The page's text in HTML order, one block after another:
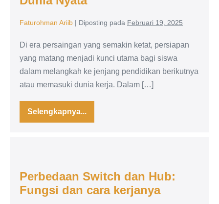
Bersama
Bukti
Kesiapan
Siswa
Hadapi
Nyata
Faturohman Ariib | Diposting pada Februari 19, 2025
Di era persaingan yang semakin ketat, persiapan
yang matang menjadi kunci utama bagi siswa
dalam melangkah ke jenjang pendidikan berikutnya
atau memasuki dunia kerja. Dalam […]
Selengkapnya...
UKK
TJKT
Bukti
Kesiapan
Siswa
dan
Hub:
Perbedaan Switch dan Hub:
Fungsi dan cara kerjanya